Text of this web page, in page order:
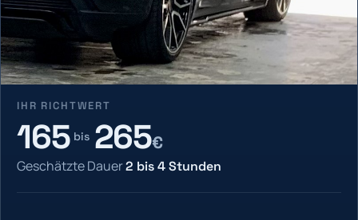
IHR RICHTWERT
165 bis 265€
Geschätzte Dauer2 bis4Stunden